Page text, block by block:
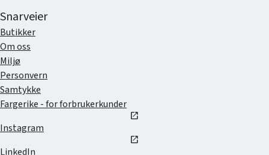
Snarveier
Butikker
Om oss
Miljø
Personvern
Samtykke
Fargerike - for forbrukerkunder
open_in_new
Instagram
open_in_new
LinkedIn